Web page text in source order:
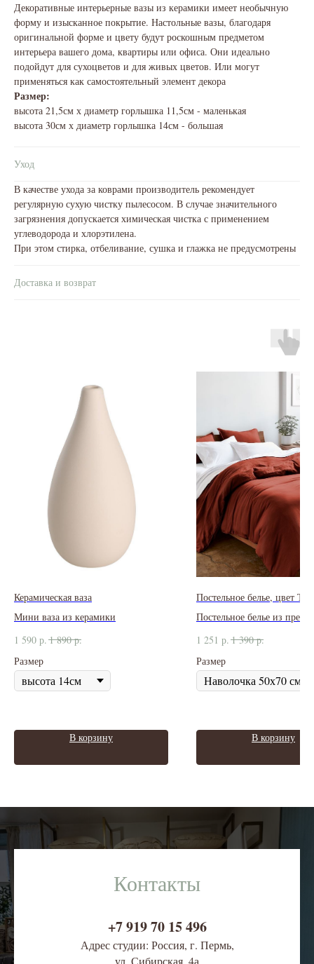
Декоративные интерьерные вазы из керамики имеет необычную
форму и изысканное покрытие. Настольные вазы, благодаря
оригинальной форме и цвету будут роскошным предметом
интерьера вашего дома, квартиры или офиса. Они идеально
подойдут для сухоцветов и для живых цветов. Или могут
применяться как самостоятельный элемент декора
Размер:
высота 21,5см х диаметр горлышка 11,5см - маленькая
высота 30см х диаметр горлышка 14см - большая
Уход
В качестве ухода за коврами производитель рекомендует
регулярную сухую чистку пылесосом. В случае значительного
загрязнения допускается химическая чистка с применением
углеводорода и хлорэтилена.
При этом стирка, отбеливание, сушка и глажка не предусмотрены
Доставка и возврат
Керамическая ваза
Мини ваза из керамики
1 590 р. 1 890 р.
Размер
В корзину
Постельное белье, цвет
Постельное белье из
1 251 р. 1 390 р.
Размер
В корзину
Контакты
+7 919 70 15 496
Адрес студии: Россия, г. Пермь,
ул. Сибирская, 4а